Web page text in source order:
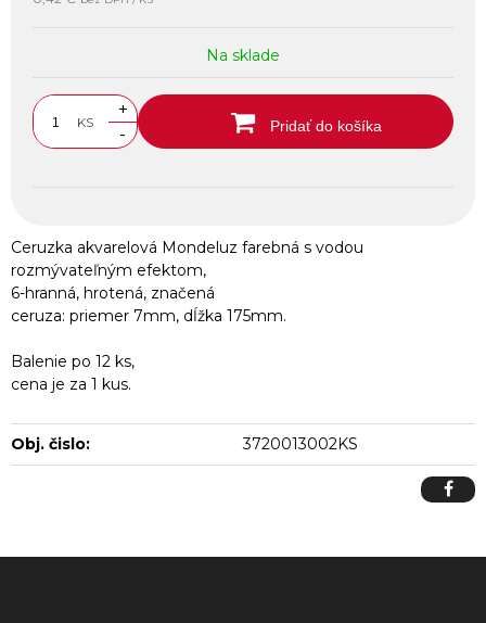
Na sklade
KS
+
-
Pridať do košíka
Ceruzka akvarelová Mondeluz farebná s vodou
rozmývateľným efektom,
6-hranná, hrotená, značená
ceruza: priemer 7mm, dĺžka 175mm.
Balenie po 12 ks,
cena je za 1 kus.
Obj. čislo: 3720013002KS